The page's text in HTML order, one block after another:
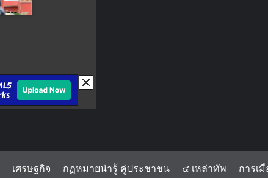
เศรษฐกิจ กฏหมายน่ารู้ คู่ประชาชน ๔ เหล่าทัพ การเมื